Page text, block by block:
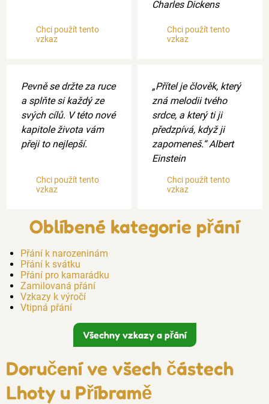
Chci použít tento
vzkaz
Charles Dickens
Chci použít tento
vzkaz
Pevně ​​se držte za ruce
a splňte si každý ze
svých cílů. V této nové
kapitole života vám
přeji to nejlepší.
Chci použít tento
vzkaz
„Přítel je člověk, který
zná melodii tvého
srdce, a který ti ji
předzpívá, když ji
zapomeneš.“ Albert
Einstein
Chci použít tento
vzkaz
Oblíbené kategorie přání
Přání k narozeninám
Přání k svátku
Přání pro kamarádku
Zamilovaná přání
Vzkazy k výročí
Vtipná přání
Všechny vzkazy a přání
Doručení ve všech částech
Lhoty u Příbramě